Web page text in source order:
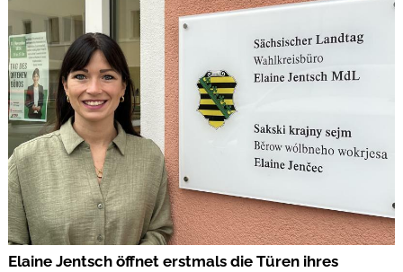
Digitale Ausgaben
Elaine Jentsch öffnet erstmals die Türen ihres